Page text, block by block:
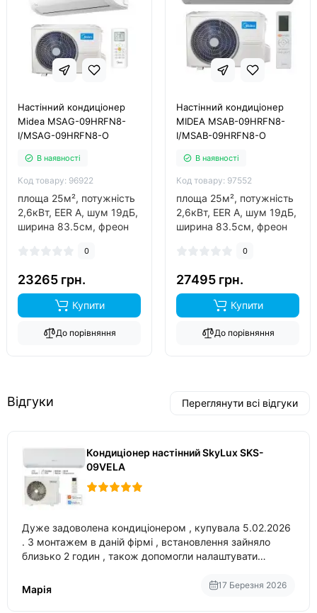
Настінний кондиціонер
Midea MSAG-09HRFN8-
I/MSAG-09HRFN8-O
В наявності
Код товару: 96922
площа 25м², потужність
2,6кВт, EER А, шум 19дБ,
ширина 83.5см, фреон
0
23265 грн.
Купити
До порівняння
Настінний кондиціонер
MIDEA MSAB-09HRFN8-
I/MSAB-09HRFN8-O
В наявності
Код товару: 97552
площа 25м², потужність
2,6кВт, EER А, шум 19дБ,
ширина 83.5см, фреон
0
27495 грн.
Купити
До порівняння
Відгуки Переглянути всі відгуки
Кондиціонер настінний SkyLux SKS-
09VELA
Дуже задоволена кондиціонером , купувала 5.02.2026
. З монтажем в даній фірмі , встановлення зайняло
близько 2 годин , також допомогли налаштувати
Марія
17 Березня 2026